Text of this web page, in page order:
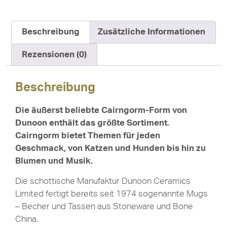
Beschreibung Zusätzliche Informationen
Rezensionen (0)
Beschreibung
Die äußerst beliebte Cairngorm-Form von
Dunoon enthält das größte Sortiment.
Cairngorm bietet Themen für jeden
Geschmack, von Katzen und Hunden bis hin zu
Blumen und Musik.
Die schottische Manufaktur Dunoon Ceramics
Limited fertigt bereits seit 1974 sogenannte Mugs
– Becher und Tassen aus Stoneware und Bone
China.